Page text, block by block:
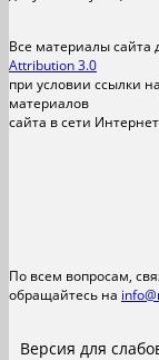
Все материалы сайта
Attribution 3.0
при условии ссылки
материалов
сайта в сети
По всем вопросам,
обращайтесь на
Версия для